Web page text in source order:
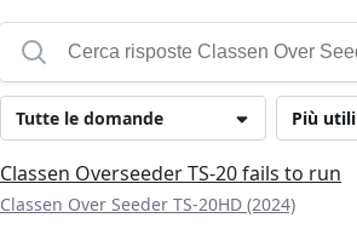
Più utili
Tutte le domande
Classen Overseeder TS-20 fails to run
Classen Over Seeder TS-20HD (2024)